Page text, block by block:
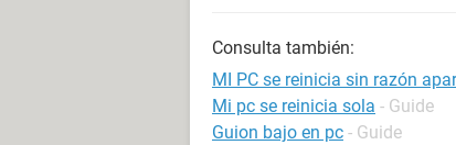
Consulta también:
MI PC se reinicia sin razón
Mi pc se reinicia sola - Guide
Guion bajo en pc - Guide